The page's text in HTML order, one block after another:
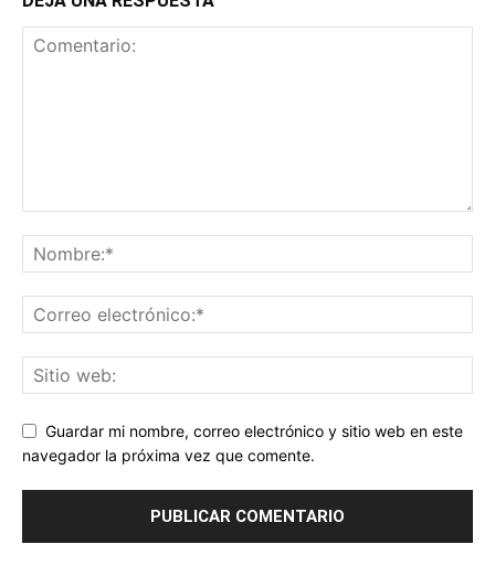
Guardar mi nombre, correo electrónico y sitio web en este
navegador la próxima vez que comente.